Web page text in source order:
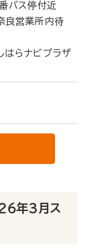
番バス停付近
良営業所内待
はらナビプラザ
年3月ス